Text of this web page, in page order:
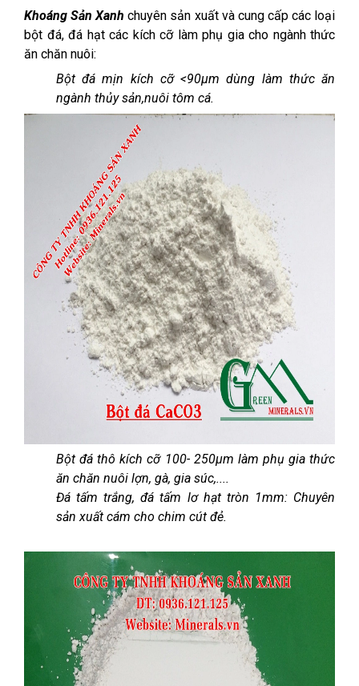
Khoáng Sản Xanh chuyên sản xuất và cung cấp các loại
bột đá, đá hạt các kích cỡ làm phụ gia cho ngành thức
ăn chăn nuôi:
Bột đá mịn kích cỡ <90µm dùng làm thức ăn
ngành thủy sản,nuôi tôm cá.
Bột đá thô kích cỡ 100- 250µm làm phụ gia thức
ăn chăn nuôi lợn, gà, gia súc,....
Đá tấm trắng, đá tấm lơ hạt tròn 1mm: Chuyên
sản xuất cám cho chim cút đẻ.